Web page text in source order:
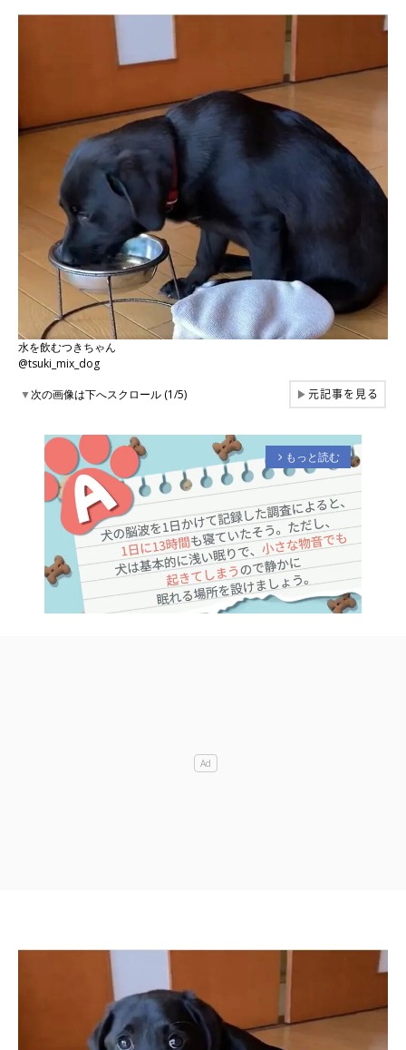
水を飲むつきちゃん
@tsuki_mix_dog
▼次の画像は下へスクロール (1/5) ▶元記事を見る
arrow_forward_ios もっと読む